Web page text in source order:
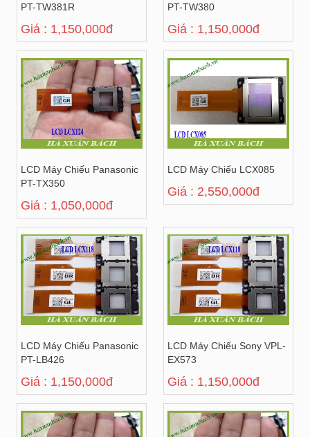
PT-TW381R
Giá : 1,150,000đ
PT-TW380
Giá : 1,150,000đ
LCD Máy Chiếu Panasonic
PT-TX350
Giá : 1,050,000đ
LCD Máy Chiếu LCX085
Giá : 2,550,000đ
LCD Máy Chiếu Panasonic
PT-LB426
Giá : 1,150,000đ
LCD Máy Chiếu Sony VPL-
EX573
Giá : 1,150,000đ